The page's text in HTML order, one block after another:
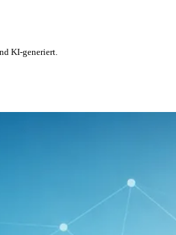
KI-generiert.